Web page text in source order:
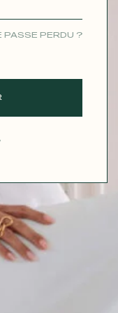
PASSE PERDU ?